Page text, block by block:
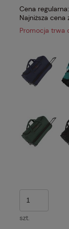
Cena regularna:
Najniższa
Promocja trwa
szt.